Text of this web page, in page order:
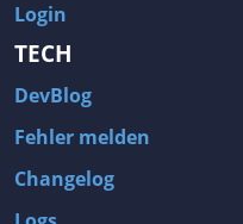
Login
TECH
DevBlog
Fehler melden
Changelog